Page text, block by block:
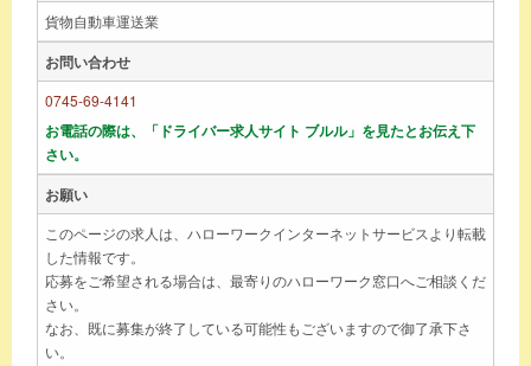
貨物自動車運送業
お問い合わせ
0745-69-4141
お電話の際は、「ドライバー求人サイト ブルル」を見たとお伝え下
さい。
お願い
このページの求人は、ハローワークインターネットサービスより転載
した情報です。
応募をご希望される場合は、最寄りのハローワーク窓口へご相談くだ
さい。
なお、既に募集が終了している可能性もございますので御了承下さ
い。